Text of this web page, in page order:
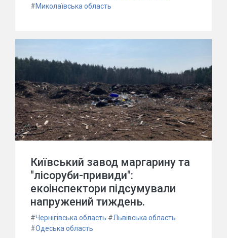
#Миколаївська область
Київський завод маргарину та
"лісоруби-привиди":
екоінспектори підсумували
напружений тиждень.
#Чернігівська область #Львівська область
#Одеська область